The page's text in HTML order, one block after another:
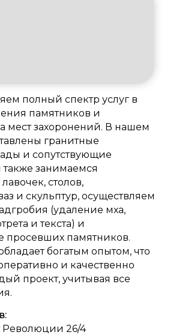
полный спектр услуг в
памятников и
мест захоронений. В нашем
гранитные
и сопутствующие
занимаемся
столов,
и скульптур, осуществляем
(удаление мха,
и текста) и
просевших памятников.
богатым опытом, что
и качественно
проект, учитывая все
Революции 26/4